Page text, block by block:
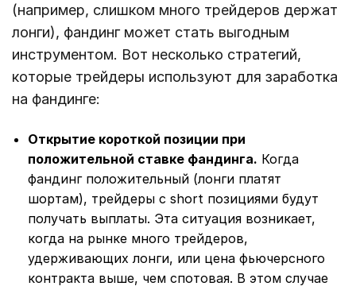
(например, слишком много трейдеров держат
лонги), фандинг может стать выгодным
инструментом. Вот несколько стратегий,
которые трейдеры используют для заработка
на фандинге:
Открытие короткой позиции при
положительной ставке фандинга. Когда
фандинг положительный (лонги платят
шортам), трейдеры с short позициями будут
получать выплаты. Эта ситуация возникает,
когда на рынке много трейдеров,
удерживающих лонги, или цена фьючерсного
контракта выше, чем спотовая. В этом случае